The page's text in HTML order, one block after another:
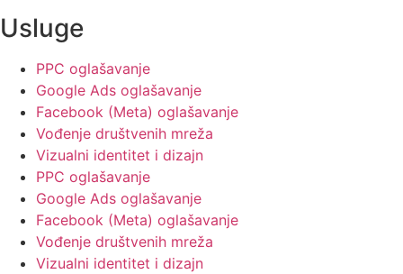
Usluge
PPC oglašavanje
Google Ads oglašavanje
Facebook (Meta) oglašavanje
Vođenje društvenih mreža
Vizualni identitet i dizajn
PPC oglašavanje
Google Ads oglašavanje
Facebook (Meta) oglašavanje
Vođenje društvenih mreža
Vizualni identitet i dizajn